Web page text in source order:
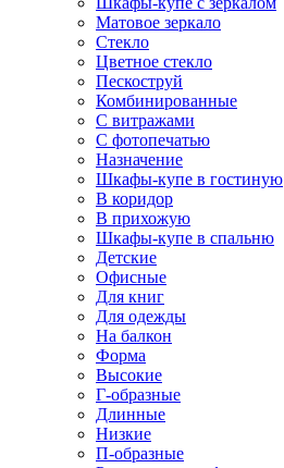
Матовое зеркало
Стекло
Цветное стекло
Пескоструй
Комбинированные
С витражами
С фотопечатью
Назначение
Шкафы-купе в гостиную
В коридор
В прихожую
Шкафы-купе в спальню
Детские
Офисные
Для книг
Для одежды
На балкон
Форма
Высокие
Г-образные
Длинные
Низкие
П-образные